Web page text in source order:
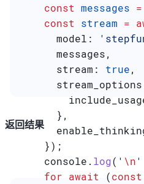
    const
messages =
    const
stream =
      model:
      messages
,
      stream:
true,
      },
    });
    console
. log( ' \n'
    for
await (const
返回结果